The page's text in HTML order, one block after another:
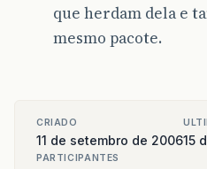
que herdam dela e
mesmo pacote.
CRIADO
11 de setembro de 200615
PARTICIPANTES